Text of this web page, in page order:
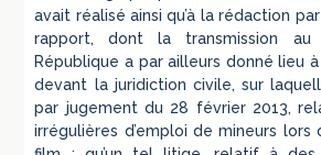
avait réalisé ainsi qu’à la rédaction
rapport, dont la transmission
République a par ailleurs donné lieu
devant la juridiction civile, sur
par jugement du 28 février 2013,
irrégulières d’emploi de mineurs